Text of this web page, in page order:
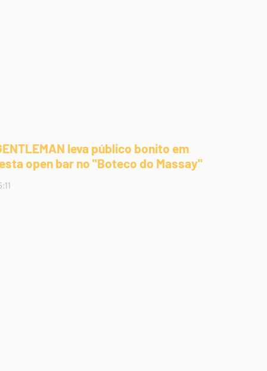
leva público bonito em
open bar no "Boteco do Massay"